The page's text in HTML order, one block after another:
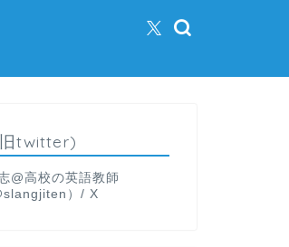
twitter)
@高校の英語教師
）/ X